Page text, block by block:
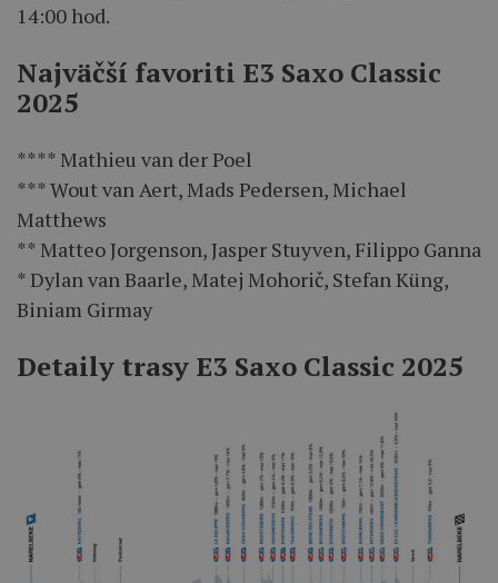
14:00 hod.
Najväčší favoriti E3 Saxo Classic
2025
**** Mathieu van der Poel
*** Wout van Aert, Mads Pedersen, Michael
Matthews
** Matteo Jorgenson, Jasper Stuyven, Filippo Ganna
* Dylan van Baarle, Matej Mohorič, Stefan Küng,
Biniam Girmay
Detaily trasy E3 Saxo Classic 2025